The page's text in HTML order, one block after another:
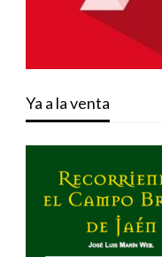
Ya a la venta